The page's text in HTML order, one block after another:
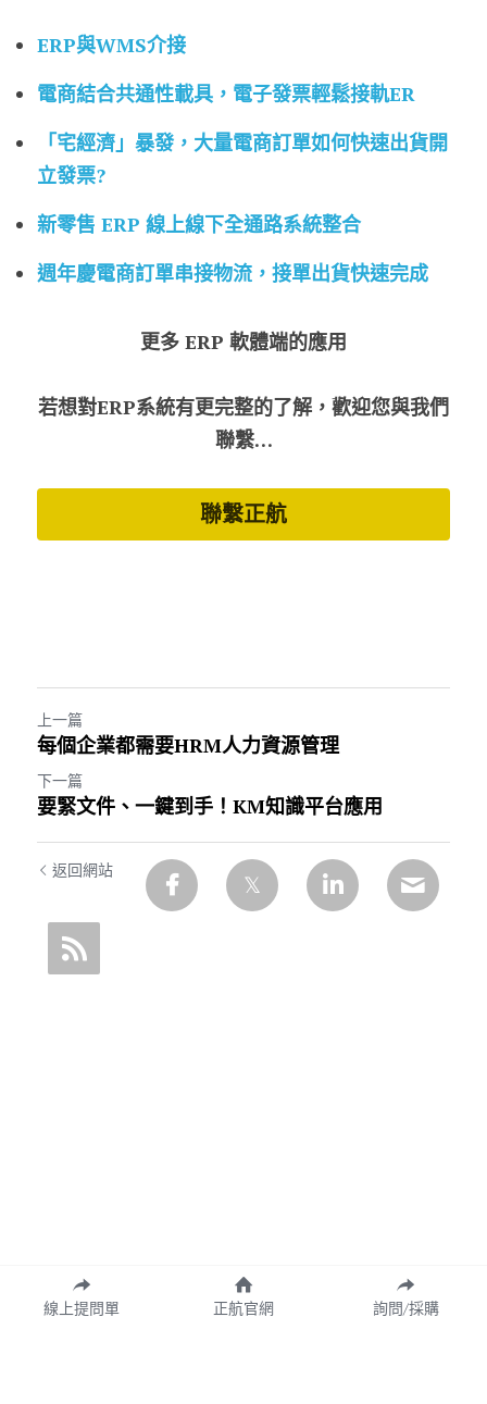
ERP與WMS介接
電商結合共通性載具，電子發票輕鬆接軌ER
「宅經濟」暴發，大量電商訂單如何快速出貨開
立發票?
新零售 ERP 線上線下全通路系統整合
週年慶電商訂單串接物流，接單出貨快速完成
更多 ERP 軟體端的應用
若想對ERP系統有更完整的了解，歡迎您與我們
聯繫…
聯繫正航
上一篇
每個企業都需要HRM人力資源管理
下一篇
要緊文件、一鍵到手！KM知識平台應用
返回網站
線上提問單 正航官網 詢問/採購